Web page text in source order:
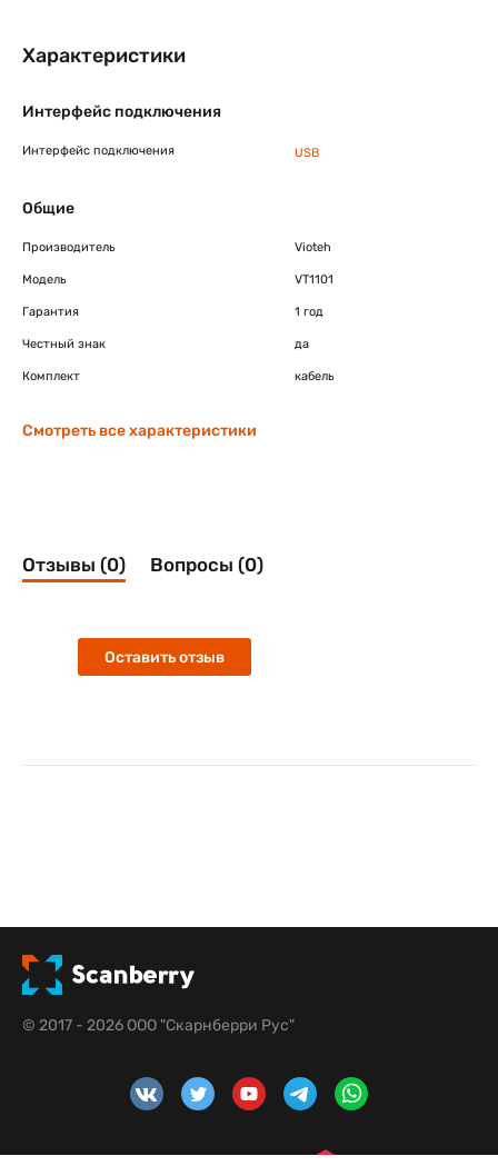
Характеристики
Интерфейс подключения
Интерфейс подключения USB
Общие
Производитель Vioteh
Модель VT1101
Гарантия 1 год
Честный знак да
Комплект кабель
Смотреть все характеристики
Отзывы (0) Вопросы (0)
Оставить отзыв
© 2017 - 2026 ООО "Скарнберри Рус"